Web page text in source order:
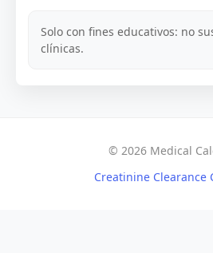
Solo con fines educativos: no
clínicas.
© 2026 Medical
Creatinine Clearance